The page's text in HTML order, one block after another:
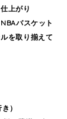
上がり
バスケット
を取り揃えて
）